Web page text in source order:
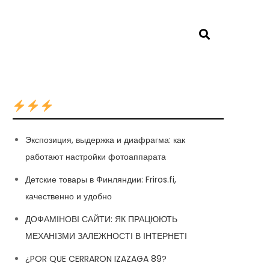
Экспозиция, выдержка и диафрагма: как
работают настройки фотоаппарата
Детские товары в Финляндии: Friros.fi,
качественно и удобно
ДОФАМІНОВІ САЙТИ: ЯК ПРАЦЮЮТЬ
МЕХАНІЗМИ ЗАЛЕЖНОСТІ В ІНТЕРНЕТІ
¿POR QUE CERRARON IZAZAGA 89?